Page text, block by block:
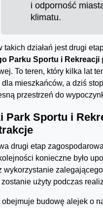
i odporność
klimatu.
takich działań jest drugi
Parku Sportu i Rekreacji
To teren, który kilka lat
mieszkańców, a dziś
przestrzeń do
Park Sportu i
drugi etap
konieczne było
wykorzystanie
użyty podczas
obejmuje budowę alejek o